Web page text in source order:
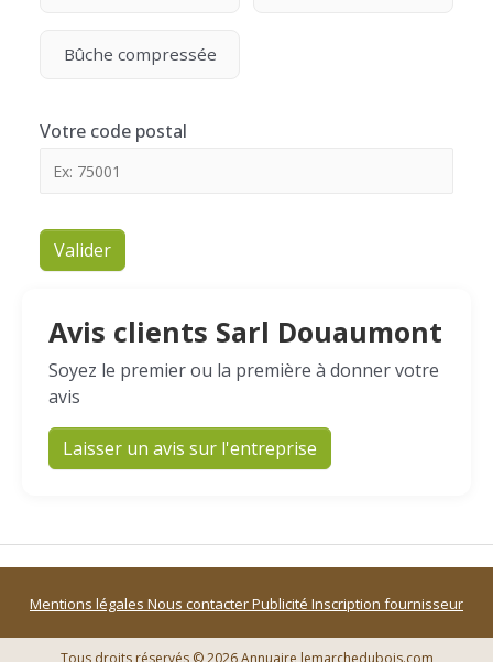
Bûche compressée
Votre code postal
Valider
Avis clients Sarl Douaumont
Soyez le premier ou la première à donner votre
avis
Laisser un avis sur l'entreprise
Mentions légales Nous contacterPublicité Inscription fournisseur
Tous droits réservés © 2026 Annuaire lemarchedubois.com